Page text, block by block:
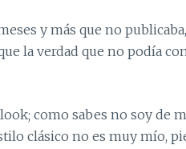
y más que no
la verdad que no podía
como sabes no soy de
clásico no es muy mío,